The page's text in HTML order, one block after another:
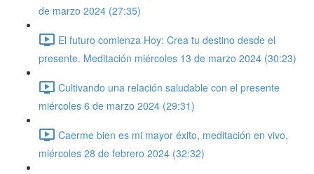
de marzo 2024 (27:35)
El futuro comienza Hoy: Crea tu destino desde el
presente. Meditación miércoles 13 de marzo 2024 (30:23)
Cultivando una relación saludable con el presente
miércoles 6 de marzo 2024 (29:31)
Caerme bien es mi mayor éxito, meditación en vivo,
miércoles 28 de febrero 2024 (32:32)